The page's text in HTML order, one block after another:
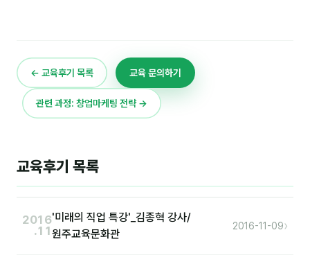
조은아
진나하
최지혜
담당자·교육생 피드백
← 교육후기 목록 교육 문의하기
관련 과정: 창업마케팅 전략 →
교육후기 목록
2016
.11
'미래의 직업 특강'_김종혁 강사/
원주교육문화관
2016-11-09›